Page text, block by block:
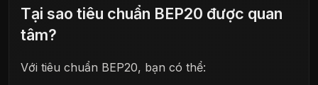
Tại sao tiêu chuẩn BEP20 được quan
tâm?
Với tiêu chuẩn BEP20, bạn có thể: